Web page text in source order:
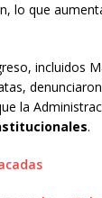
lo que
incluidos
la
.